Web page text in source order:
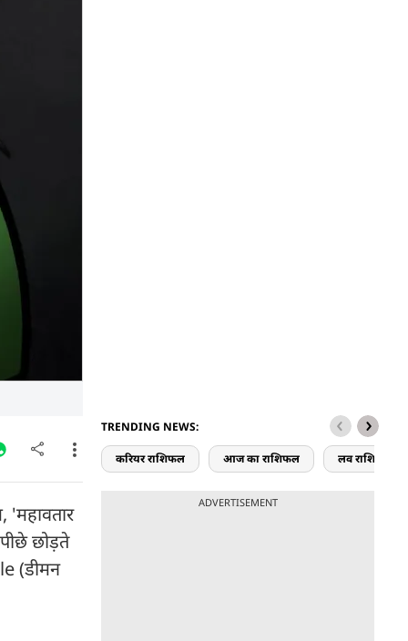
'महावतार
छोड़ते
(डीमन
TRENDING NEWS:
करियर राशिफल आज का राशिफल लव राशिफल
ADVERTISEMENT